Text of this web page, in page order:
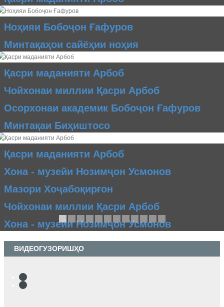
Ноҳияи Бобоҷон Ғафуров
Минтақаҳои сайёҳии ноҳия
Қасри маданияти Арбоб
Чойхонаи миллии Қасри Арбоб
Осорхонаи академик Бобоҷон Ғафуров
Минтақаи Биҳиштосо
Қасри маданияти Арбоб
Хона - музейи Нозимҷон Усмонов
Мазори Хоҷабоқирғон
Чойхонаи миллии Қасри Арбоб
Хона - музейи Нозимҷон Усмонов
ВИДЕОГУЗОРИШҲО